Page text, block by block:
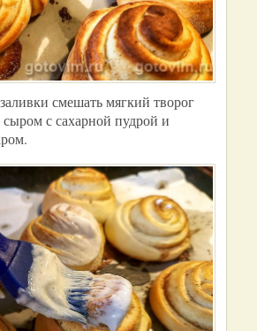
смешать мягкий творог
с сахарной пудрой и